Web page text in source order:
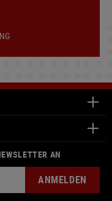
AN
ANMELDEN